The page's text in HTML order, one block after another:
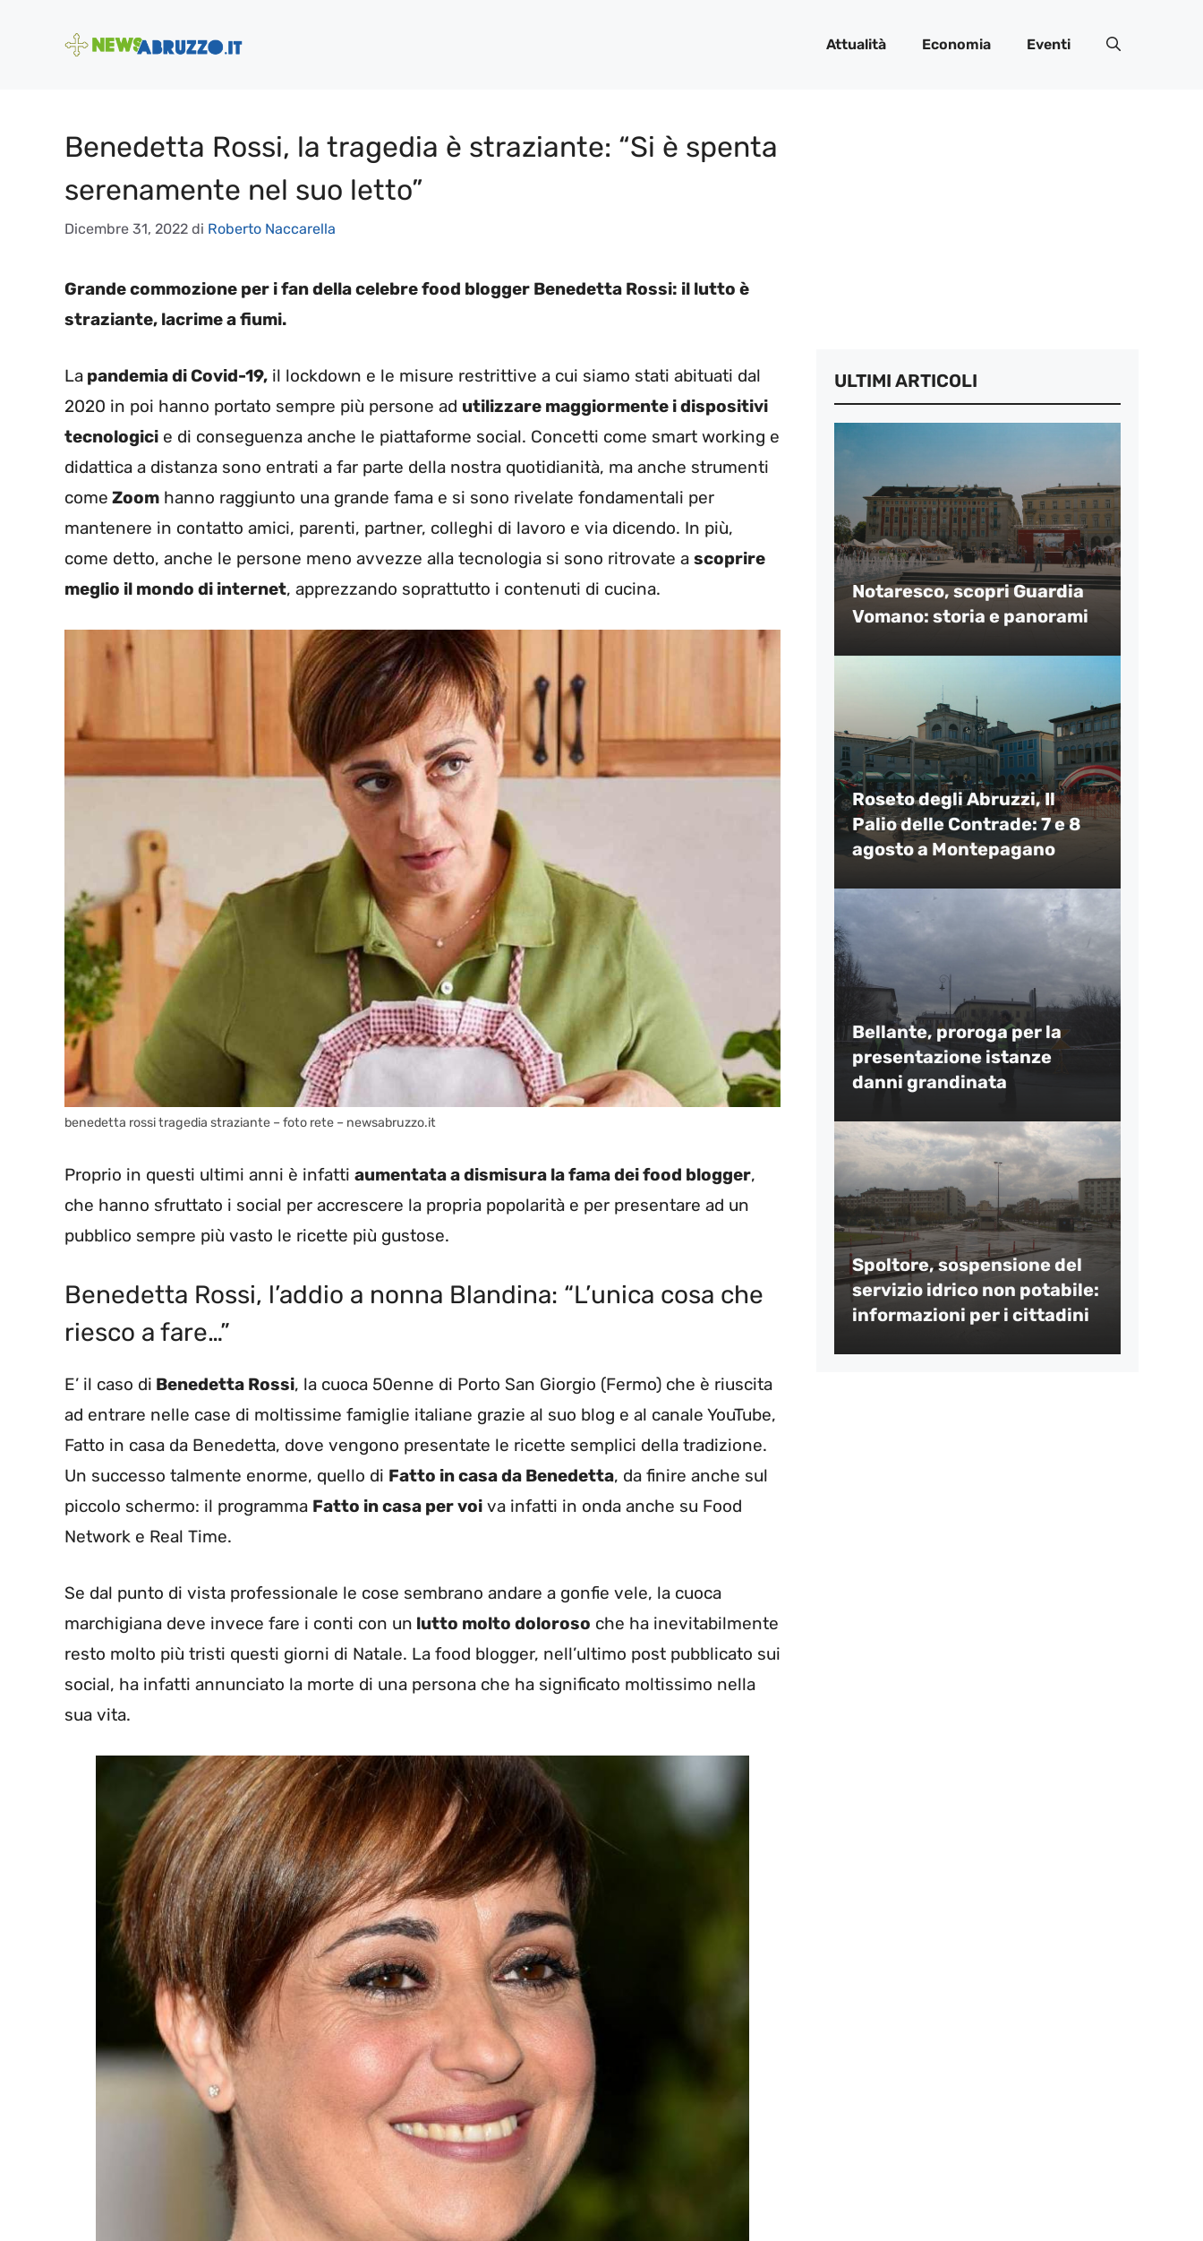
Attualità Economia Eventi
Benedetta Rossi, la tragedia è straziante: “Si è spenta
serenamente nel suo letto”
Dicembre 31, 2022 di Roberto Naccarella
Grande commozione per i fan della celebre food blogger Benedetta Rossi: il lutto è
straziante, lacrime a fiumi.
La pandemia di Covid-19, il lockdown e le misure restrittive a cui siamo stati abituati dal
2020 in poi hanno portato sempre più persone ad utilizzare maggiormente i dispositivi
tecnologici e di conseguenza anche le piattaforme social. Concetti come smart working e
didattica a distanza sono entrati a far parte della nostra quotidianità, ma anche strumenti
come Zoom hanno raggiunto una grande fama e si sono rivelate fondamentali per
mantenere in contatto amici, parenti, partner, colleghi di lavoro e via dicendo. In più,
come detto, anche le persone meno avvezze alla tecnologia si sono ritrovate a scoprire
meglio il mondo di internet, apprezzando soprattutto i contenuti di cucina.
benedetta rossi tragedia straziante – foto rete – newsabruzzo.it
Proprio in questi ultimi anni è infatti aumentata a dismisura la fama dei food blogger,
che hanno sfruttato i social per accrescere la propria popolarità e per presentare ad un
pubblico sempre più vasto le ricette più gustose.
Benedetta Rossi, l’addio a nonna Blandina: “L’unica cosa che
riesco a fare…”
E’ il caso di Benedetta Rossi, la cuoca 50enne di Porto San Giorgio (Fermo) che è riuscita
ad entrare nelle case di moltissime famiglie italiane grazie al suo blog e al canale YouTube,
Fatto in casa da Benedetta, dove vengono presentate le ricette semplici della tradizione.
Un successo talmente enorme, quello di Fatto in casa da Benedetta, da finire anche sul
piccolo schermo: il programma Fatto in casa per voi va infatti in onda anche su Food
Network e Real Time.
Se dal punto di vista professionale le cose sembrano andare a gonfie vele, la cuoca
marchigiana deve invece fare i conti con un lutto molto doloroso che ha inevitabilmente
resto molto più tristi questi giorni di Natale. La food blogger, nell’ultimo post pubblicato sui
social, ha infatti annunciato la morte di una persona che ha significato moltissimo nella
sua vita.
ULTIMI ARTICOLI
Notaresco, scopri Guardia
Vomano: storia e panorami
Roseto degli Abruzzi, Il
Palio delle Contrade: 7 e 8
agosto a Montepagano
Bellante, proroga per la
presentazione istanze
danni grandinata
Spoltore, sospensione del
servizio idrico non potabile:
informazioni per i cittadini